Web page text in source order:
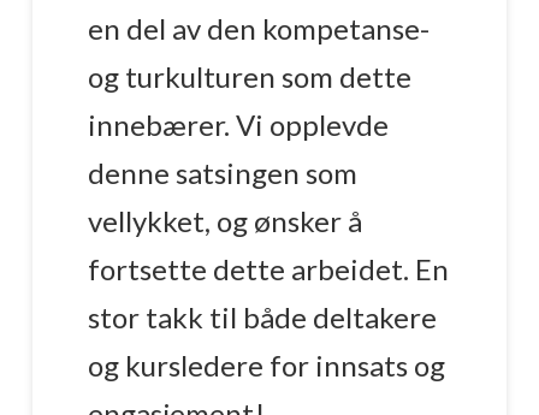
en del av den kompetanse-
og turkulturen som dette
innebærer. Vi opplevde
denne satsingen som
vellykket, og ønsker å
fortsette dette arbeidet. En
stor takk til både deltakere
og kursledere for innsats og